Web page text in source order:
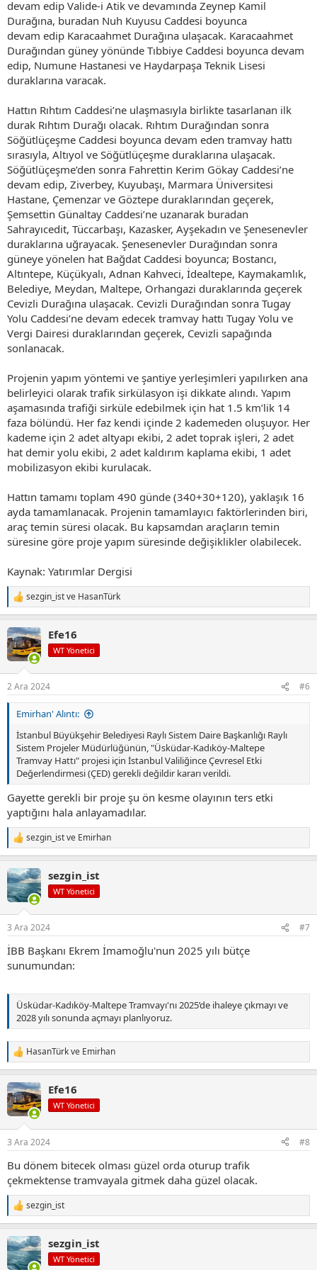
devam edip Valide-i Atik ve devamında Zeynep Kamil
Durağına, buradan Nuh Kuyusu Caddesi boyunca
devam edip Karacaahmet Durağına ulaşacak. Karacaahmet
Durağından güney yönünde Tıbbiye Caddesi boyunca devam
edip, Numune Hastanesi ve Haydarpaşa Teknik Lisesi
duraklarına varacak.
Hattın Rıhtım Caddesi’ne ulaşmasıyla birlikte tasarlanan ilk
durak Rıhtım Durağı olacak. Rıhtım Durağından sonra
Söğütlüçeşme Caddesi boyunca devam eden tramvay hattı
sırasıyla, Altıyol ve Söğütlüçeşme duraklarına ulaşacak.
Söğütlüçeşme’den sonra Fahrettin Kerim Gökay Caddesi’ne
devam edip, Ziverbey, Kuyubaşı, Marmara Üniversitesi
Hastane, Çemenzar ve Göztepe duraklarından geçerek,
Şemsettin Günaltay Caddesi’ne uzanarak buradan
Sahrayıcedit, Tüccarbaşı, Kazasker, Ayşekadın ve Şenesenevler
duraklarına uğrayacak. Şenesenevler Durağından sonra
güneye yönelen hat Bağdat Caddesi boyunca; Bostancı,
Altıntepe, Küçükyalı, Adnan Kahveci, İdealtepe, Kaymakamlık,
Belediye, Meydan, Maltepe, Orhangazi duraklarında geçerek
Cevizli Durağına ulaşacak. Cevizli Durağından sonra Tugay
Yolu Caddesi’ne devam edecek tramvay hattı Tugay Yolu ve
Vergi Dairesi duraklarından geçerek, Cevizli sapağında
sonlanacak.
Projenin yapım yöntemi ve şantiye yerleşimleri yapılırken ana
belirleyici olarak trafik sirkülasyon işi dikkate alındı. Yapım
aşamasında trafiği sirküle edebilmek için hat 1.5 km’lik 14
faza bölündü. Her faz kendi içinde 2 kademeden oluşuyor. Her
kademe için 2 adet altyapı ekibi, 2 adet toprak işleri, 2 adet
hat demir yolu ekibi, 2 adet kaldırım kaplama ekibi, 1 adet
mobilizasyon ekibi kurulacak.
Hattın tamamı toplam 490 günde (340+30+120), yaklaşık 16
ayda tamamlanacak. Projenin tamamlayıcı faktörlerinden biri,
araç temin süresi olacak. Bu kapsamdan araçların temin
süresine göre proje yapım süresinde değişiklikler olabilecek.
Kaynak: Yatırımlar Dergisi
T
e
k
i
l
sezgin_istve HasanTürk
Efe16
WT Yönetici
2 Ara 2024 #6
Emirhan' Alıntı:
İstanbul Büyükşehir Belediyesi Raylı Sistem Daire Başkanlığı Raylı
Sistem Projeler Müdürlüğünün, "Üsküdar-Kadıköy-Maltepe
Tramvay Hattı" projesi için İstanbul Valiliğince Çevresel Etki
Değerlendirmesi (ÇED) gerekli değildir kararı verildi.
Gayette gerekli bir proje şu ön kesme olayının ters etki
yaptığını hala anlayamadılar.
T
e
k
i
l
sezgin_istve Emirhan
sezgin_ist
WT Yönetici
3 Ara 2024 #7
İBB Başkanı Ekrem İmamoğlu'nun 2025 yılı bütçe
sunumundan:
Üsküdar-Kadıköy-Maltepe Tramvayı'nı 2025’de ihaleye çıkmayı ve
2028 yılı sonunda açmayı planlıyoruz.
T
e
k
i
l
HasanTürkve Emirhan
Efe16
WT Yönetici
3 Ara 2024 #8
Bu dönem bitecek olması güzel orda oturup trafik
çekmektense tramvayala gitmek daha güzel olacak.
T
e
k
i
l
sezgin_ist
sezgin_ist
WT Yönetici